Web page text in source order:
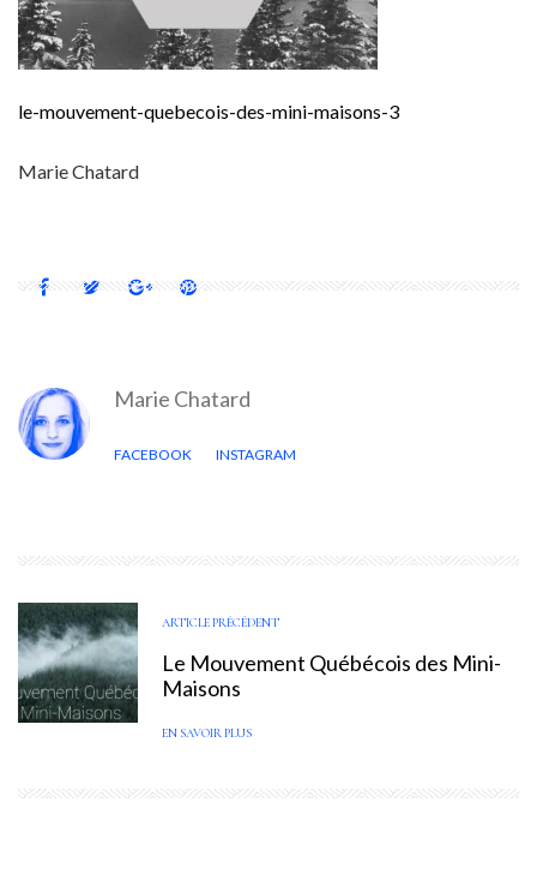
le-mouvement-quebecois-des-mini-maisons-3
Marie Chatard
Marie Chatard
FACEBOOK INSTAGRAM
ARTICLE PRÉCÉDENT
Le Mouvement Québécois des Mini-
Maisons
EN SAVOIR PLUS